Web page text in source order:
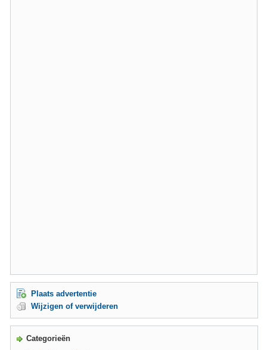
Plaats advertentie
Wijzigen of verwijderen
Categorieën